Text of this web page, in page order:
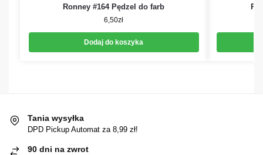
Ronney #164 Pędzel do farb
6,50zł
Dodaj do koszyka
Tania wysyłka
DPD Pickup Automat za 8,99 zł!
90 dni na zwrot